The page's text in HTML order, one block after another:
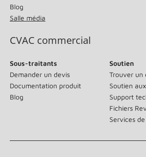
Blog
Salle média
CVAC commercial
Sous-traitants
Demander un devis
Documentation produit
Blog
Soutien
Trouver un
Soutien
Support
Fichiers
Services